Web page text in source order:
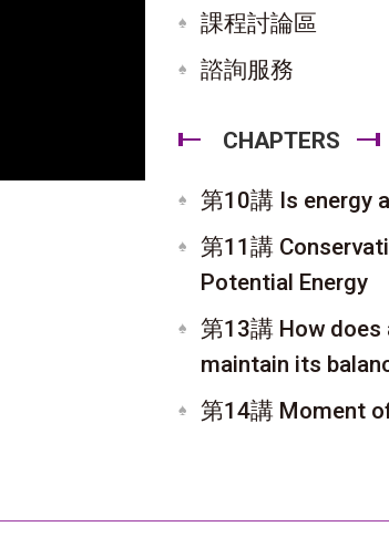
課程討論區
諮詢服務
CHAPTERS
第10講 Is energy
第11講
Potential Energy
第13講 How
maintain its
第14講 Moment